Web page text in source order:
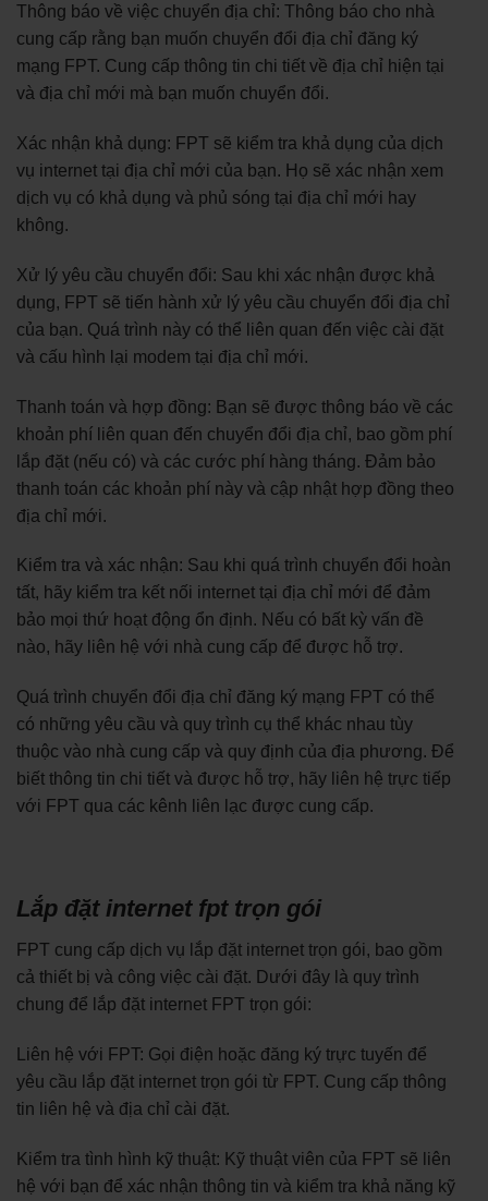
Thông báo về việc chuyển địa chỉ: Thông báo cho nhà
cung cấp rằng bạn muốn chuyển đổi địa chỉ đăng ký
mạng FPT. Cung cấp thông tin chi tiết về địa chỉ hiện tại
và địa chỉ mới mà bạn muốn chuyển đổi.
Xác nhận khả dụng: FPT sẽ kiểm tra khả dụng của dịch
vụ internet tại địa chỉ mới của bạn. Họ sẽ xác nhận xem
dịch vụ có khả dụng và phủ sóng tại địa chỉ mới hay
không.
Xử lý yêu cầu chuyển đổi: Sau khi xác nhận được khả
dụng, FPT sẽ tiến hành xử lý yêu cầu chuyển đổi địa chỉ
của bạn. Quá trình này có thể liên quan đến việc cài đặt
và cấu hình lại modem tại địa chỉ mới.
Thanh toán và hợp đồng: Bạn sẽ được thông báo về các
khoản phí liên quan đến chuyển đổi địa chỉ, bao gồm phí
lắp đặt (nếu có) và các cước phí hàng tháng. Đảm bảo
thanh toán các khoản phí này và cập nhật hợp đồng theo
địa chỉ mới.
Kiểm tra và xác nhận: Sau khi quá trình chuyển đổi hoàn
tất, hãy kiểm tra kết nối internet tại địa chỉ mới để đảm
bảo mọi thứ hoạt động ổn định. Nếu có bất kỳ vấn đề
nào, hãy liên hệ với nhà cung cấp để được hỗ trợ.
Quá trình chuyển đổi địa chỉ đăng ký mạng FPT có thể
có những yêu cầu và quy trình cụ thể khác nhau tùy
thuộc vào nhà cung cấp và quy định của địa phương. Để
biết thông tin chi tiết và được hỗ trợ, hãy liên hệ trực tiếp
với FPT qua các kênh liên lạc được cung cấp.
Lắp đặt internet fpt trọn gói
FPT cung cấp dịch vụ lắp đặt internet trọn gói, bao gồm
cả thiết bị và công việc cài đặt. Dưới đây là quy trình
chung để lắp đặt internet FPT trọn gói:
Liên hệ với FPT: Gọi điện hoặc đăng ký trực tuyến để
yêu cầu lắp đặt internet trọn gói từ FPT. Cung cấp thông
tin liên hệ và địa chỉ cài đặt.
Kiểm tra tình hình kỹ thuật: Kỹ thuật viên của FPT sẽ liên
hệ với bạn để xác nhận thông tin và kiểm tra khả năng kỹ